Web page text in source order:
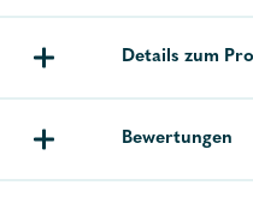
Details zum
Bewertungen